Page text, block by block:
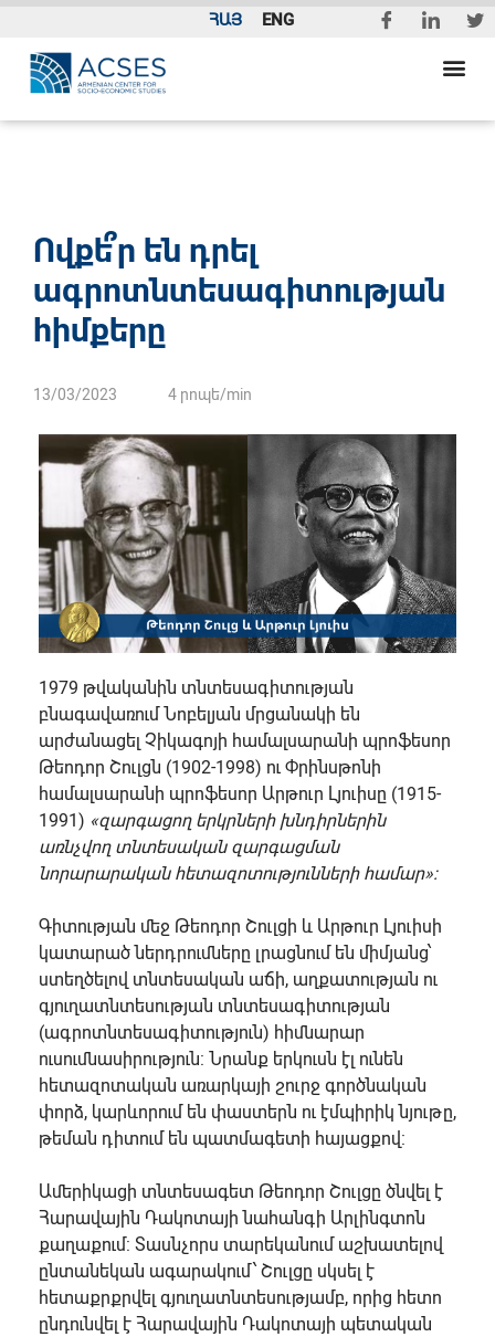
ՀԱՅ ENG
Ովքե՞ր են դրել
ագրոտնտեսագիտության
հիմքերը
13/03/2023
1979 թվականին տնտեսագիտության
բնագավառում Նոբելյան մրցանակի են
արժանացել Չիկագոյի համալսարանի պրոֆեսոր
Թեոդոր Շուլցն (1902-1998) ու Փրինսթոնի
համալսարանի պրոֆեսոր Արթուր Լյուիսը (1915-
1991) «զարգացող երկրների խնդիրներին
առնչվող տնտեսական զարգացման
նորարարական հետազոտությունների համար»:
Գիտության մեջ Թեոդոր Շուլցի և Արթուր Լյուիսի
կատարած ներդրումները լրացնում են միմյանց՝
ստեղծելով տնտեսական աճի, աղքատության ու
գյուղատնտեսության տնտեսագիտության
(ագրոտնտեսագիտություն) հիմնարար
ուսումնասիրություն: Նրանք երկուսն էլ ունեն
հետազոտական առարկայի շուրջ գործնական
փորձ, կարևորում են փաստերն ու էմպիրիկ նյութը,
թեման դիտում են պատմագետի հայացքով:
Ամերիկացի տնտեսագետ Թեոդոր Շուլցը ծնվել է
Հարավային Դակոտայի նահանգի Արլինգտոն
քաղաքում: Տասնչորս տարեկանում աշխատելով
ընտանեկան ագարակում՝ Շուլցը սկսել է
հետաքրքրվել գյուղատնտեսությամբ, որից հետո
ընդունվել է Հարավային Դակոտայի պետական